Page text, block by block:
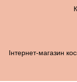
Інтернет-магазин